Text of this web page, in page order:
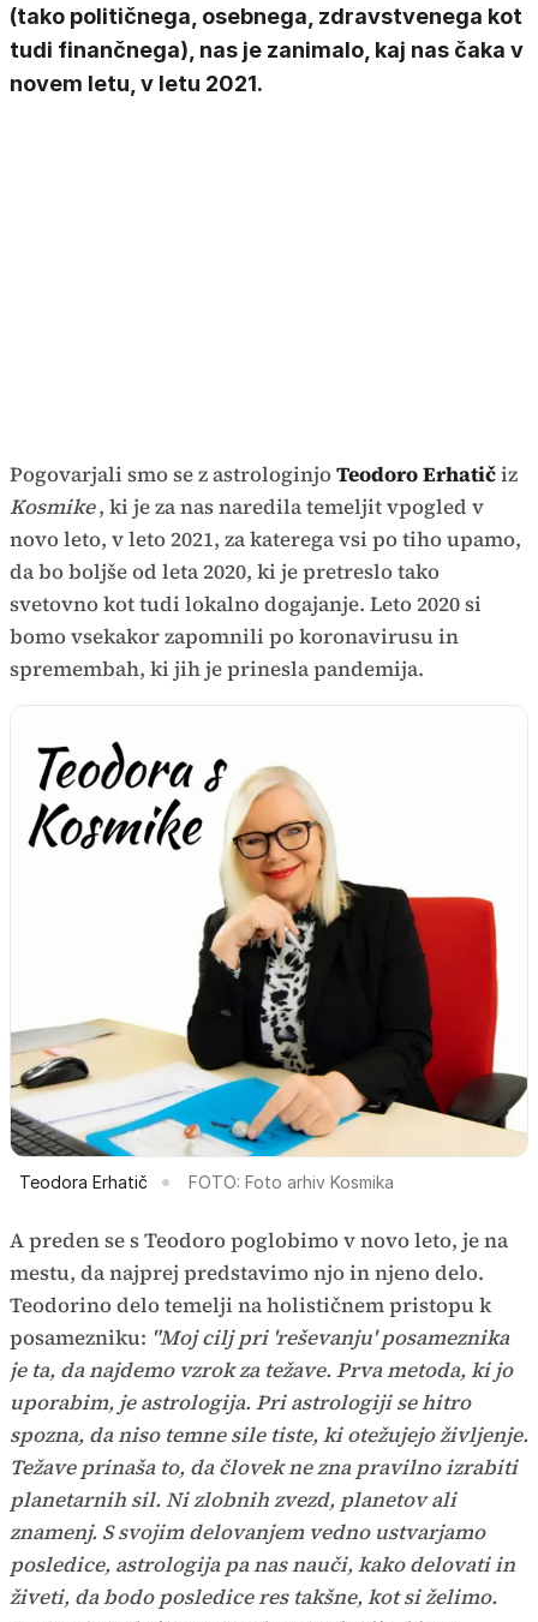
(tako političnega, osebnega, zdravstvenega kot
tudi finančnega), nas je zanimalo, kaj nas čaka v
novem letu, v letu 2021.
Pogovarjali smo se z astrologinjoTeodoro Erhatičiz
Kosmike, ki je za nas naredila temeljit vpogled v
novo leto, v leto 2021, za katerega vsi po tiho upamo,
da bo boljše od leta 2020, ki je pretreslo tako
svetovno kot tudi lokalno dogajanje. Leto 2020 si
bomo vsekakor zapomnili po koronavirusu in
spremembah, ki jih je prinesla pandemija.
Teodora Erhatič FOTO: Foto arhiv Kosmika
A preden se s Teodoro poglobimo v novo leto, je na
mestu, da najprej predstavimo njo in njeno delo.
Teodorino delo temelji na holističnem pristopu k
posamezniku: "Moj cilj pri 'reševanju' posameznika
je ta, da najdemo vzrok za težave. Prva metoda, ki jo
uporabim, je astrologija. Pri astrologiji se hitro
spozna, da niso temne sile tiste, ki otežujejo življenje.
Težave prinaša to, da človek ne zna pravilno izrabiti
planetarnih sil. Ni zlobnih zvezd, planetov ali
znamenj. S svojim delovanjem vedno ustvarjamo
posledice, astrologija pa nas nauči, kako delovati in
živeti, da bodo posledice res takšne, kot si želimo.